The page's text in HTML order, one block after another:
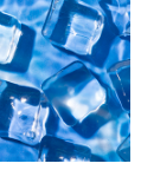
히 보기